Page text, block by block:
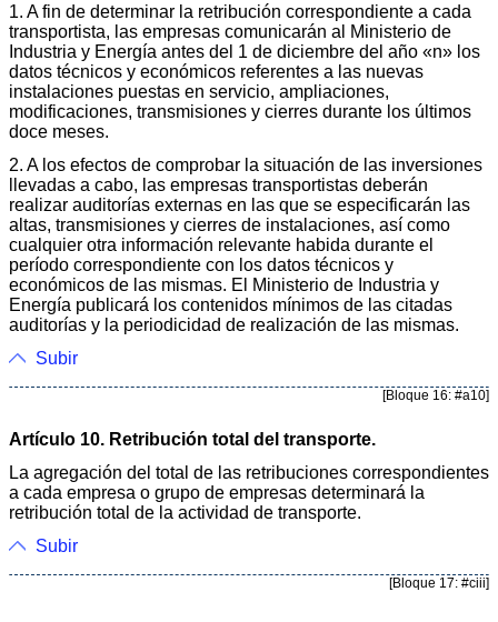
1. A fin de determinar la retribución correspondiente a cada
transportista, las empresas comunicarán al Ministerio de
Industria y Energía antes del 1 de diciembre del año «n» los
datos técnicos y económicos referentes a las nuevas
instalaciones puestas en servicio, ampliaciones,
modificaciones, transmisiones y cierres durante los últimos
doce meses.
2. A los efectos de comprobar la situación de las inversiones
llevadas a cabo, las empresas transportistas deberán
realizar auditorías externas en las que se especificarán las
altas, transmisiones y cierres de instalaciones, así como
cualquier otra información relevante habida durante el
período correspondiente con los datos técnicos y
económicos de las mismas. El Ministerio de Industria y
Energía publicará los contenidos mínimos de las citadas
auditorías y la periodicidad de realización de las mismas.
Subir
[Bloque 16: #a10]
Artículo 10. Retribución total del transporte.
La agregación del total de las retribuciones correspondientes
a cada empresa o grupo de empresas determinará la
retribución total de la actividad de transporte.
Subir
[Bloque 17: #ciii]